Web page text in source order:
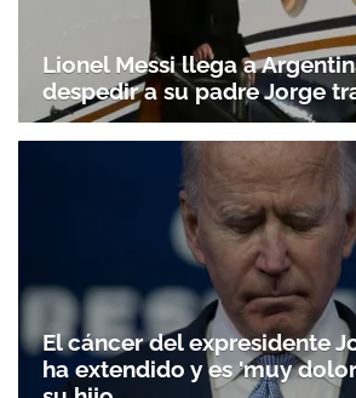
Lionel Messi llega a
despedir a su padre Jorge
El cáncer del expresidente
ha extendido y es 'muy